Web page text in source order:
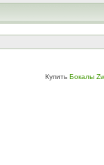
Купить Бокалы